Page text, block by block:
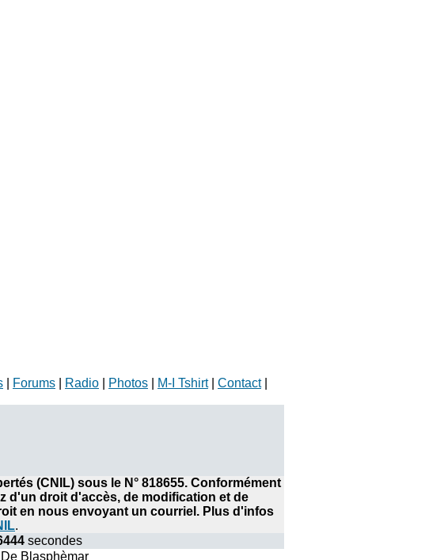
Forums Radio Photos M-I Tshirt| Contact|
(CNIL) sous le N° 818655. Conformément
d'un droit d'accès, de modification et de
en nous envoyant un courriel. Plus d'infos
.
secondes
Blasphèmar